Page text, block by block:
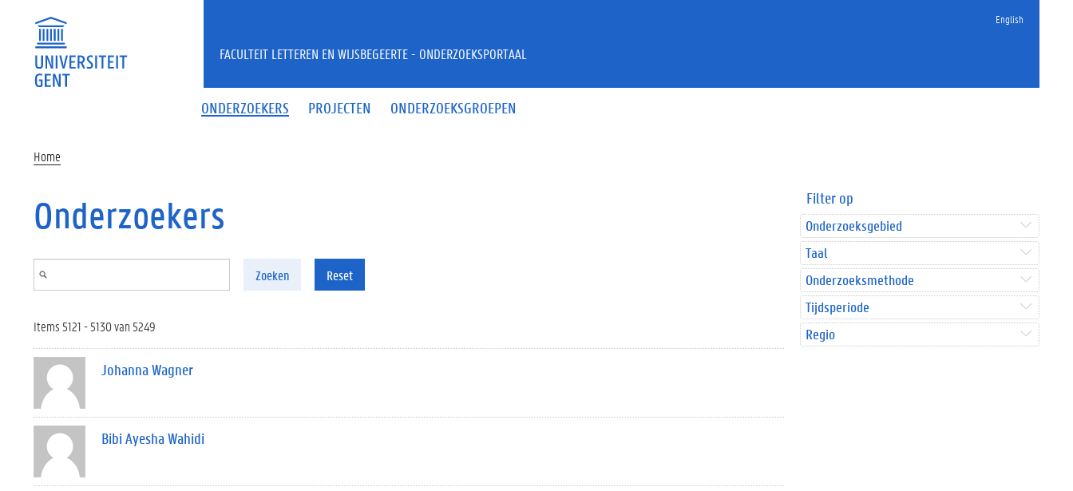
English
ONDERZOEKERS PROJECTEN ONDERZOEKSGROEPEN
FACULTEIT LETTEREN EN WIJSBEGEERTE - ONDERZOEKSPORTAAL
Home
Onderzoekers
Zoeken Reset
Items 5121 - 5130 van 5249
Johanna Wagner
Bibi Ayesha Wahidi
Filter op
Onderzoeksgebied
Taal
Onderzoeksmethode
Tijdsperiode
Regio